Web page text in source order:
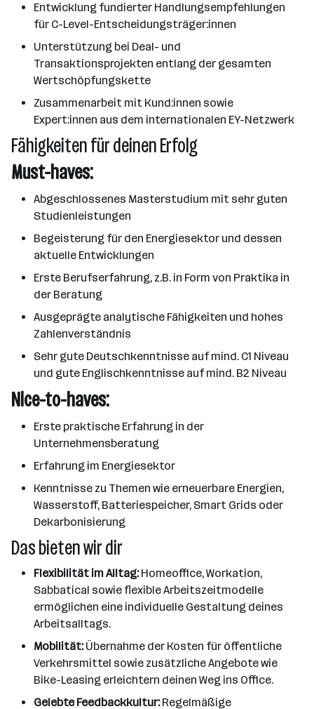
Entwicklung fundierter Handlungsempfehlungen
für C-Level-Entscheidungsträger:innen
Unterstützung bei Deal- und
Transaktionsprojekten entlang der gesamten
Wertschöpfungskette
Zusammenarbeit mit Kund:innen sowie
Expert:innen aus dem internationalen EY-Netzwerk
Fähigkeiten für deinen Erfolg
Must-haves:
Abgeschlossenes Masterstudium mit sehr guten
Studienleistungen
Begeisterung für den Energiesektor und dessen
aktuelle Entwicklungen
Erste Berufserfahrung, z.B. in Form von Praktika in
der Beratung
Ausgeprägte analytische Fähigkeiten und hohes
Zahlenverständnis
Sehr gute Deutschkenntnisse auf mind. C1 Niveau
und gute Englischkenntnisse auf mind. B2 Niveau
Nice-to-haves:
Erste praktische Erfahrung in der
Unternehmensberatung
Erfahrung im Energiesektor
Kenntnisse zu Themen wie erneuerbare Energien,
Wasserstoff, Batteriespeicher, Smart Grids oder
Dekarbonisierung
Das bieten wir dir
Flexibilität im Alltag:Homeoffice, Workation,
Sabbatical sowie flexible Arbeitszeitmodelle
ermöglichen eine individuelle Gestaltung deines
Arbeitsalltags.
Mobilität:Übernahme der Kosten für öffentliche
Verkehrsmittel sowie zusätzliche Angebote wie
Bike-Leasing erleichtern deinen Weg ins Office.
Gelebte Feedbackkultur:Regelmäßige